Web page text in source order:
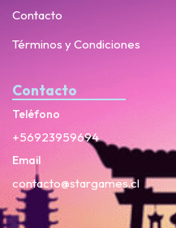
Contacto
Términos y Condiciones
Contacto
Teléfono
+56923959694
Email
contacto@stargames.cl